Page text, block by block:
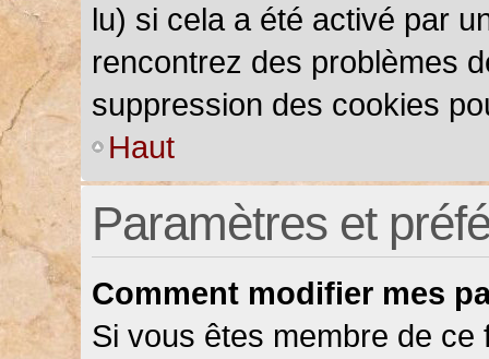
lu) si cela a été activé par
rencontrez des problèmes
suppression des cookies
Haut
Paramètres et
Comment modifier mes
Si vous êtes membre de